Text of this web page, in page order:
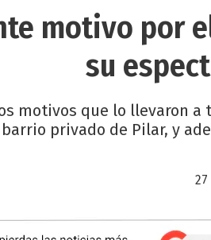
motivo por
su
motivos que lo llevaron
privado de Pilar, y
27